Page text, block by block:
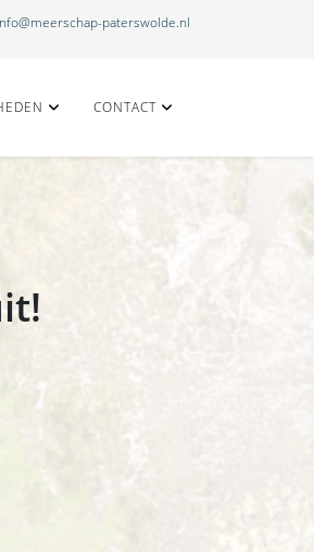
paterswolde.nl
CONTACT